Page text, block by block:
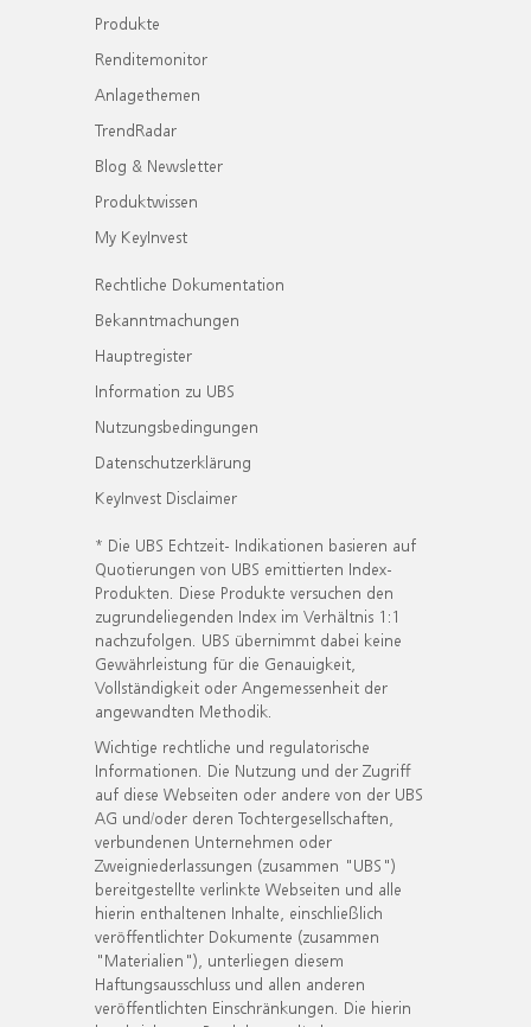
Produkte
Renditemonitor
Anlagethemen
TrendRadar
Blog & Newsletter
Produktwissen
My KeyInvest
Rechtliche Dokumentation
Bekanntmachungen
Hauptregister
Information zu UBS
Nutzungsbedingungen
Datenschutzerklärung
KeyInvest Disclaimer
* Die UBS Echtzeit- Indikationen basieren auf
Quotierungen von UBS emittierten Index-
Produkten. Diese Produkte versuchen den
zugrundeliegenden Index im Verhältnis 1:1
nachzufolgen. UBS übernimmt dabei keine
Gewährleistung für die Genauigkeit,
Vollständigkeit oder Angemessenheit der
angewandten Methodik.
Wichtige rechtliche und regulatorische
Informationen. Die Nutzung und der Zugriff
auf diese Webseiten oder andere von der UBS
AG und/oder deren Tochtergesellschaften,
verbundenen Unternehmen oder
Zweigniederlassungen (zusammen "UBS")
bereitgestellte verlinkte Webseiten und alle
hierin enthaltenen Inhalte, einschließlich
veröffentlichter Dokumente (zusammen
"Materialien"), unterliegen diesem
Haftungsausschluss und allen anderen
veröffentlichten Einschränkungen. Die hierin